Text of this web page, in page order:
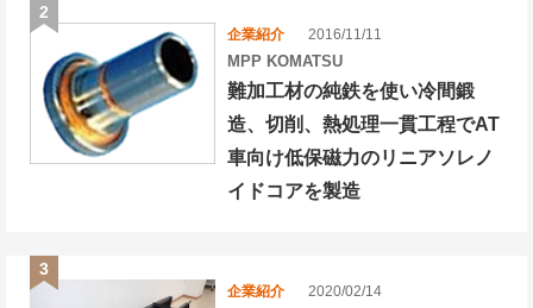
企業紹介 2016/11/11
MPP KOMATSU
難加工材の純鉄を使い冷間鍛
造、切削、熱処理一貫工程でAT
車向け低保磁力のリニアソレノ
イドコアを製造
企業紹介 2020/02/14